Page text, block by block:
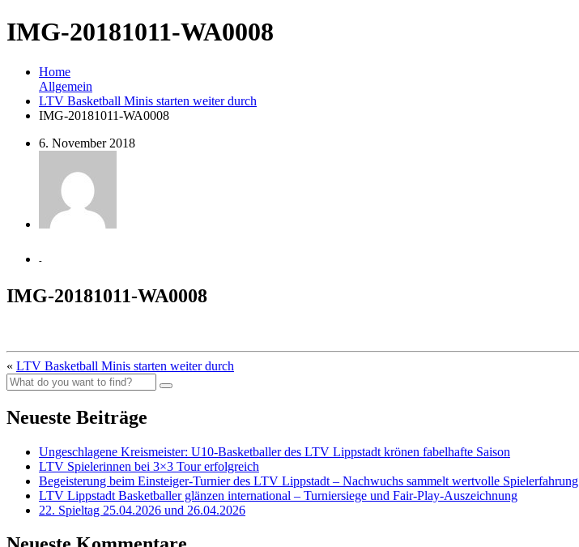
IMG-20181011-WA0008
Home
Allgemein
LTV Basketball Minis starten weiter durch
IMG-20181011-WA0008
6. November 2018
-
IMG-20181011-WA0008
« LTV Basketball Minis starten weiter durch
Neueste Beiträge
Ungeschlagene Kreismeister: U10-Basketballer des LTV Lippstadt krönen fabelhafte Saison
LTV Spielerinnen bei 3×3 Tour erfolgreich
Begeisterung beim Einsteiger-Turnier des LTV Lippstadt – Nachwuchs sammelt wertvolle Spielerfahrung
LTV Lippstadt Basketballer glänzen international – Turniersiege und Fair-Play-Auszeichnung
22. Spieltag 25.04.2026 und 26.04.2026